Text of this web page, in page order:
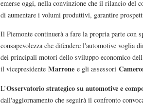
emerse oggi, nella convinzione che il rilancio del
di aumentare i volumi produttivi, garantire
Il Piemonte continuerà a fare la propria parte con
consapevolezza che difendere l'automotive voglia
dei principali motori dello sviluppo economico
il vicepresidente Marrone e gli assessori
L’Osservatorio strategico su automotive e
dall'aggiornamento che seguirà il confronto